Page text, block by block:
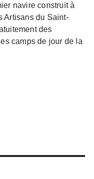
navire construit à
Artisans du Saint-
des
camps de jour de la